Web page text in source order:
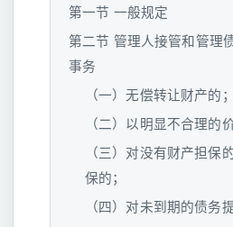
第一节 一般规定
第二节 管理人接管和管理
事务
（一）无偿转让财产的；
（二）以明显不合理的
（三）对没有财产担保
保的；
（四）对未到期的债务